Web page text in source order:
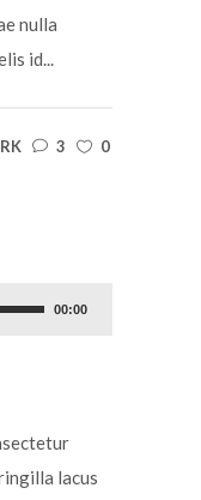
nulla
id...
3
0
00:00
lacus